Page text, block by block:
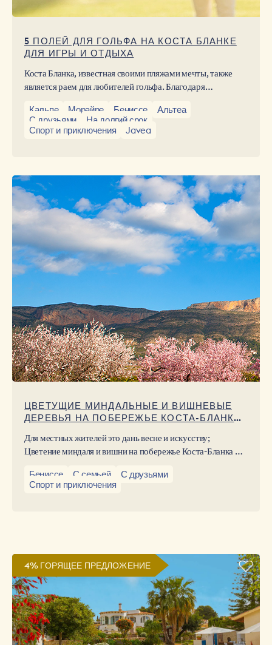
5 ПОЛЕЙ ДЛЯ ГОЛЬФА НА КОСТА БЛАНКЕ
ДЛЯ ИГРЫ И ОТДЫХА
Коста Бланка, известная своими пляжами мечты, также
является раем для любителей гольфа. Благодаря
впечатляющим пейзажам, сочетающим в себе горы, море
и природу, игра в гольф здесь становится уникальным
опытом.
Кальпе Морайре Бениссе
Альтеа
С друзьями
На долгий срок
Спорт и приключения
Javea
ЦВЕТУЩИЕ МИНДАЛЬНЫЕ И ВИШНЕВЫЕ
ДЕРЕВЬЯ НА ПОБЕРЕЖЬЕ КОСТА-БЛАНКА:
ВЕСНУ
Для местных жителей это дань весне и искусству;
Цветение миндаля и вишни на побережье Коста-Бланка —
свидетельство традиций, природы и искусства.
Вдохновленные Сорольей и средиземноморским светом,
Бениссе С семьей
С друзьями
Спорт и приключения
4% ГОРЯЩЕЕ ПРЕДЛОЖЕНИЕ